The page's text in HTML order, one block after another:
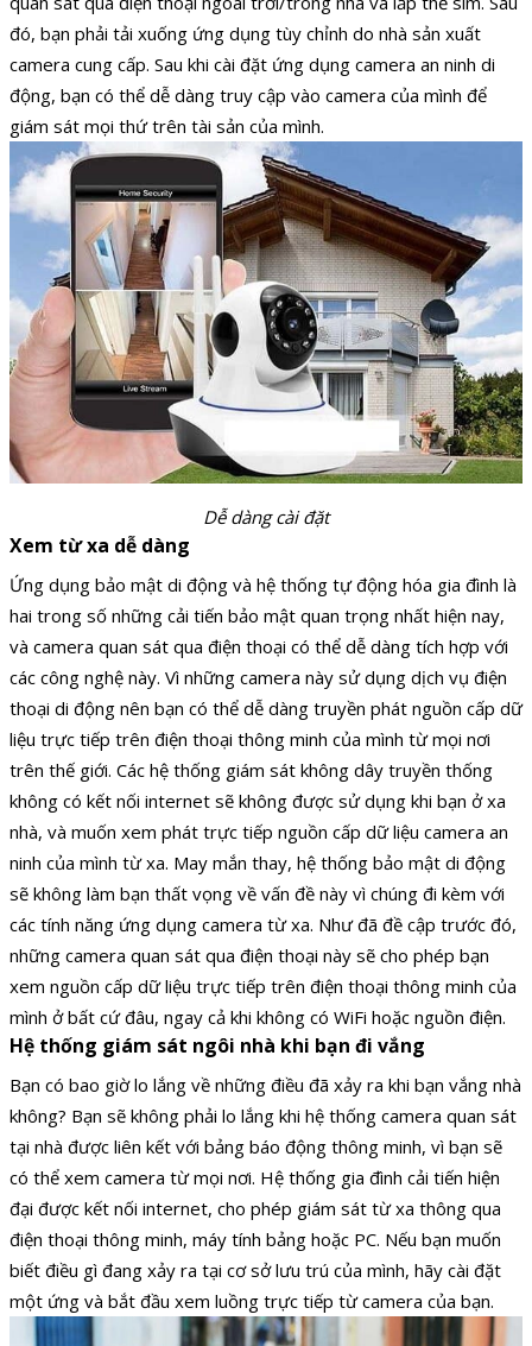
đó, bạn phải tải xuống ứng dụng tùy chỉnh do nhà sản xuất
camera cung cấp. Sau khi cài đặt ứng dụng camera an ninh di
động, bạn có thể dễ dàng truy cập vào camera của mình để
giám sát mọi thứ trên tài sản của mình.
Dễ dàng cài đặt
Xem từ xa dễ dàng
Ứng dụng bảo mật di động và hệ thống tự động hóa gia đình là
hai trong số những cải tiến bảo mật quan trọng nhất hiện nay,
và camera quan sát qua điện thoại có thể dễ dàng tích hợp với
các công nghệ này. Vì những camera này sử dụng dịch vụ điện
thoại di động nên bạn có thể dễ dàng truyền phát nguồn cấp dữ
liệu trực tiếp trên điện thoại thông minh của mình từ mọi nơi
trên thế giới. Các hệ thống giám sát không dây truyền thống
không có kết nối internet sẽ không được sử dụng khi bạn ở xa
nhà, và muốn xem phát trực tiếp nguồn cấp dữ liệu camera an
ninh của mình từ xa. May mắn thay, hệ thống bảo mật di động
sẽ không làm bạn thất vọng về vấn đề này vì chúng đi kèm với
các tính năng ứng dụng camera từ xa. Như đã đề cập trước đó,
những camera quan sát qua điện thoại này sẽ cho phép bạn
xem nguồn cấp dữ liệu trực tiếp trên điện thoại thông minh của
mình ở bất cứ đâu, ngay cả khi không có WiFi hoặc nguồn điện.
Hệ thống giám sát ngôi nhà khi bạn đi vắng
Bạn có bao giờ lo lắng về những điều đã xảy ra khi bạn vắng nhà
không? Bạn sẽ không phải lo lắng khi hệ thống camera quan sát
tại nhà được liên kết với bảng báo động thông minh, vì bạn sẽ
có thể xem camera từ mọi nơi. Hệ thống gia đình cải tiến hiện
đại được kết nối internet, cho phép giám sát từ xa thông qua
điện thoại thông minh, máy tính bảng hoặc PC. Nếu bạn muốn
biết điều gì đang xảy ra tại cơ sở lưu trú của mình, hãy cài đặt
một ứng và bắt đầu xem luồng trực tiếp từ camera của bạn.